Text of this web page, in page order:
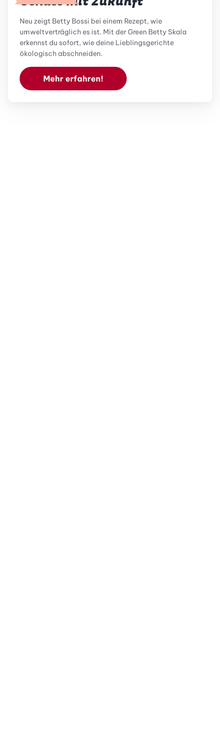
Neu zeigt Betty Bossi bei einem Rezept, wie
umweltverträglich es ist. Mit der Green Betty Skala
erkennst du sofort, wie deine Lieblingsgerichte
ökologisch abschneiden.
Mehr erfahren!